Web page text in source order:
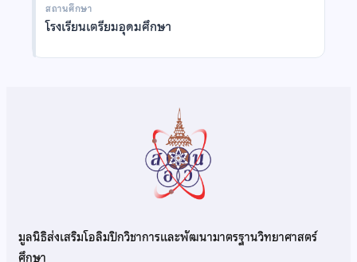
สถานศึกษา
โรงเรียนเตรียมอุดมศึกษา
มูลนิธิส่งเสริมโอลิมปิกวิชาการและพัฒนามาตรฐานวิทยาศาสตร์
ศึกษา